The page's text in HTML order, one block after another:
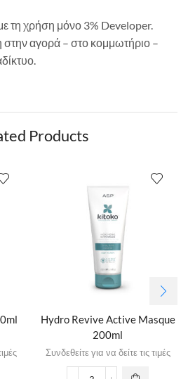
τη χρήση μόνο 3% Developer.
αγορά – στο κομμωτήριο –
Products
Hydro Revive Active Masque
200ml
Συνδεθείτε για να δείτε τις τιμές